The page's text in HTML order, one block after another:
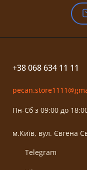
+38 068 634 11 11
Пн-Сб з 09:00 до
м.Київ, вул. Євгена
Telegram